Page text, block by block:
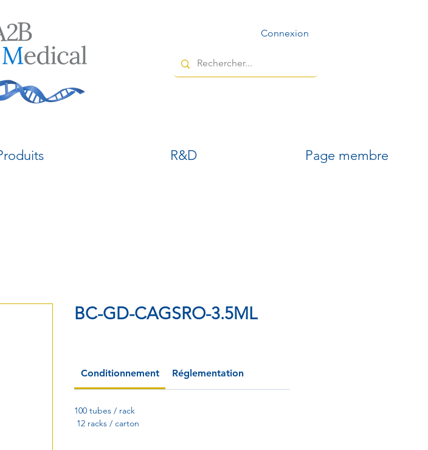
Connexion
R&D Page membre
BC-GD-CAGSRO-3.5ML
Conditionnement Réglementation
100 tubes / rack
12 racks / carton